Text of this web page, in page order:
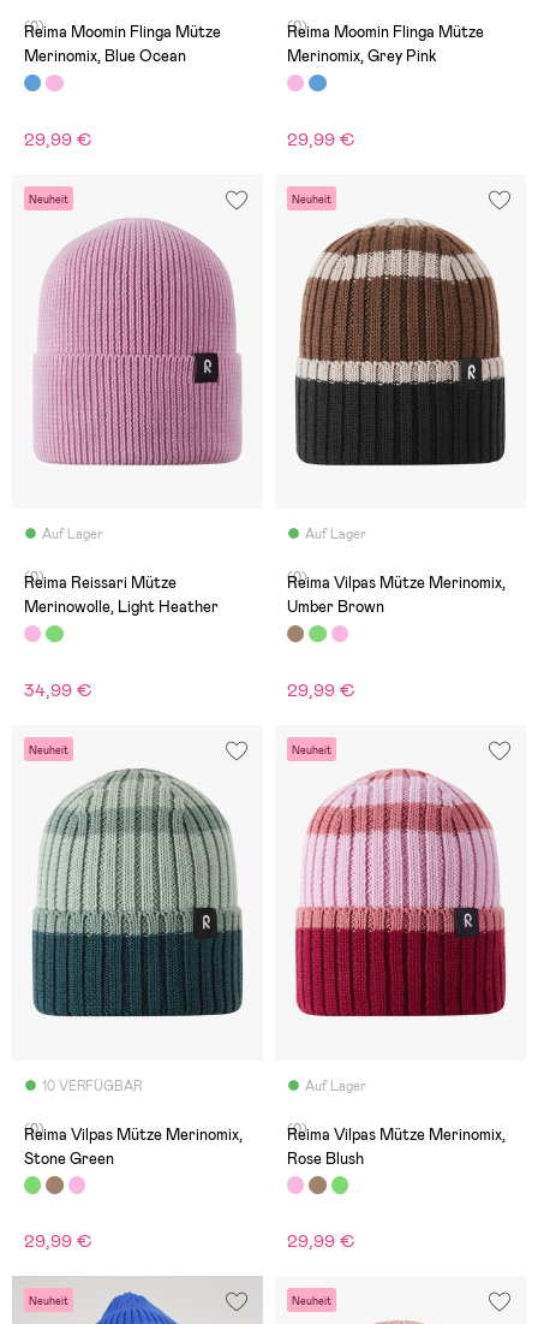
(0)
Reima Moomin Flinga Mütze
Merinomix, Blue Ocean
29,99 €
(0)
Reima Moomin Flinga Mütze
Merinomix, Grey Pink
29,99 €
Neuheit
Auf Lager
(0)
Reima Reissari Mütze
Merinowolle, Light Heather
34,99 €
Neuheit
Auf Lager
(0)
Reima Vilpas Mütze Merinomix,
Umber Brown
29,99 €
Neuheit
10 VERFÜGBAR
(0)
Reima Vilpas Mütze Merinomix,
Stone Green
29,99 €
Neuheit
Auf Lager
(0)
Reima Vilpas Mütze Merinomix,
Rose Blush
29,99 €
Neuheit Neuheit